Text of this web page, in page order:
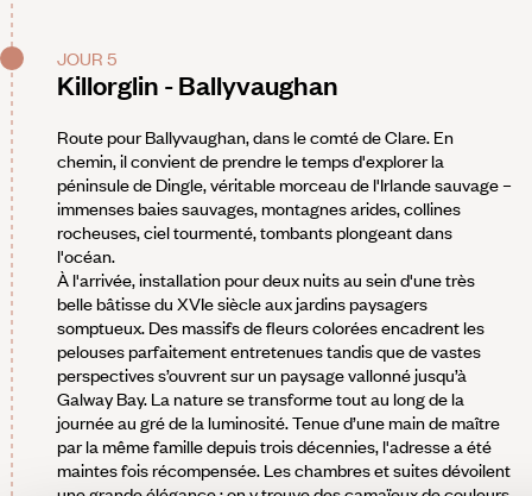
JOUR 5
Killorglin - Ballyvaughan
Route pour Ballyvaughan, dans le comté de Clare. En
chemin, il convient de prendre le temps d'explorer la
péninsule de Dingle, véritable morceau de l'Irlande sauvage –
immenses baies sauvages, montagnes arides, collines
rocheuses, ciel tourmenté, tombants plongeant dans
l'océan.
À l'arrivée, installation pour deux nuits au sein d'une très
belle bâtisse du XVIe siècle aux jardins paysagers
somptueux. Des massifs de fleurs colorées encadrent les
pelouses parfaitement entretenues tandis que de vastes
perspectives s’ouvrent sur un paysage vallonné jusqu’à
Galway Bay. La nature se transforme tout au long de la
journée au gré de la luminosité. Tenue d’une main de maître
par la même famille depuis trois décennies, l'adresse a été
maintes fois récompensée. Les chambres et suites dévoilent